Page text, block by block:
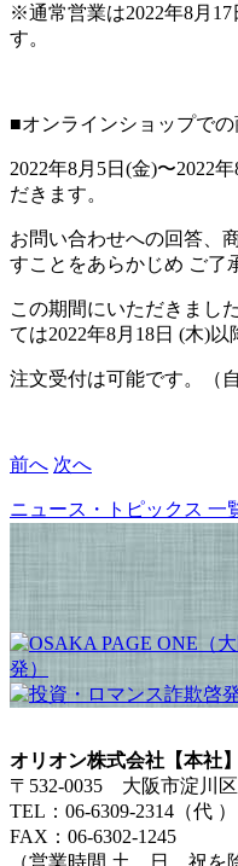
※通常営業は2022年8月
す。
■オンラインショップで
2022年8月5日(金)〜2022
だきます。
お問い合わせへの回答、
すことをあらかじめ ご了
この期間にいただきまし
ては2022年8月18日 (木)以
注文受付は可能です。（
前へ 次へ
ニュース・トピックス 一
オリオン株式会社【本社】
〒532-0035 大阪市淀川区
TEL：06-6309-2314（代
FAX：06-6302-1245
（営業時間 土、日、祝を